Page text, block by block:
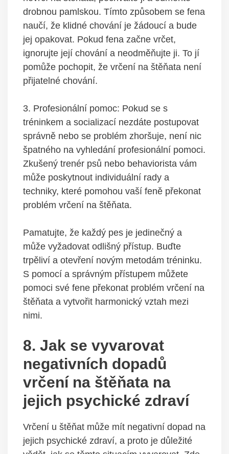
drobnou pamlskou. Tímto způsobem se⁢ fena⁤
naučí, že klidné⁢ chování⁤ je žádoucí a⁤ bude
⁢jej⁣ opakovat. Pokud fena začne vrčet,
ignorujte⁤ její chování a neodměňujte ⁢ji. To ​jí‌
pomůže pochopit, že vrčení na štěňata ⁤není
přijatelné ​chování.
3. ‍Profesionální⁢ pomoc:​ Pokud ‍se ‍s
tréninkem‍ a socializací nezdáte postupovat
správně nebo se problém zhoršuje, není nic
špatného na vyhledání ‍profesionální pomoci.
Zkušený⁤ trenér psů nebo behaviorista ⁤vám
může poskytnout individuální rady a
techniky, které ‌pomohou vaší feně překonat
problém‍ vrčení​ na ⁣štěňata.
Pamatujte, že každý pes je jedinečný a
může vyžadovat ⁤odlišný přístup. Buďte
trpěliví a otevření novým metodám tréninku.
⁢S⁣ pomocí a správným přístupem můžete
pomoci ⁢své⁢ fene⁤ překonat problém vrčení⁢ na
štěňata⁤ a vytvořit harmonický ​vztah mezi
nimi.
8. Jak se vyvarovat
negativních dopadů
vrčení ⁢na štěňata na
jejich psychické zdraví
Vrčení u štěňat může mít​ negativní dopad na
‌jejich psychické zdraví,‍ a proto ⁢je důležité